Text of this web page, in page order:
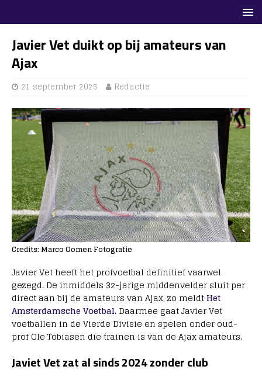
Javier Vet duikt op bij amateurs van
Ajax
21 september 2025 Redactie
Credits: Marco Oomen Fotografie
Javier Vet heeft het profvoetbal definitief vaarwel
gezegd. De inmiddels 32-jarige middenvelder sluit per
direct aan bij de amateurs van Ajax, zo meldtHet
Amsterdamsche Voetbal. Daarmee gaat Javier Vet
voetballen in de Vierde Divisie en spelen onder oud-
prof Ole Tobiasen die trainen is van de Ajax amateurs.
Javiet Vet zat al sinds 2024 zonder club